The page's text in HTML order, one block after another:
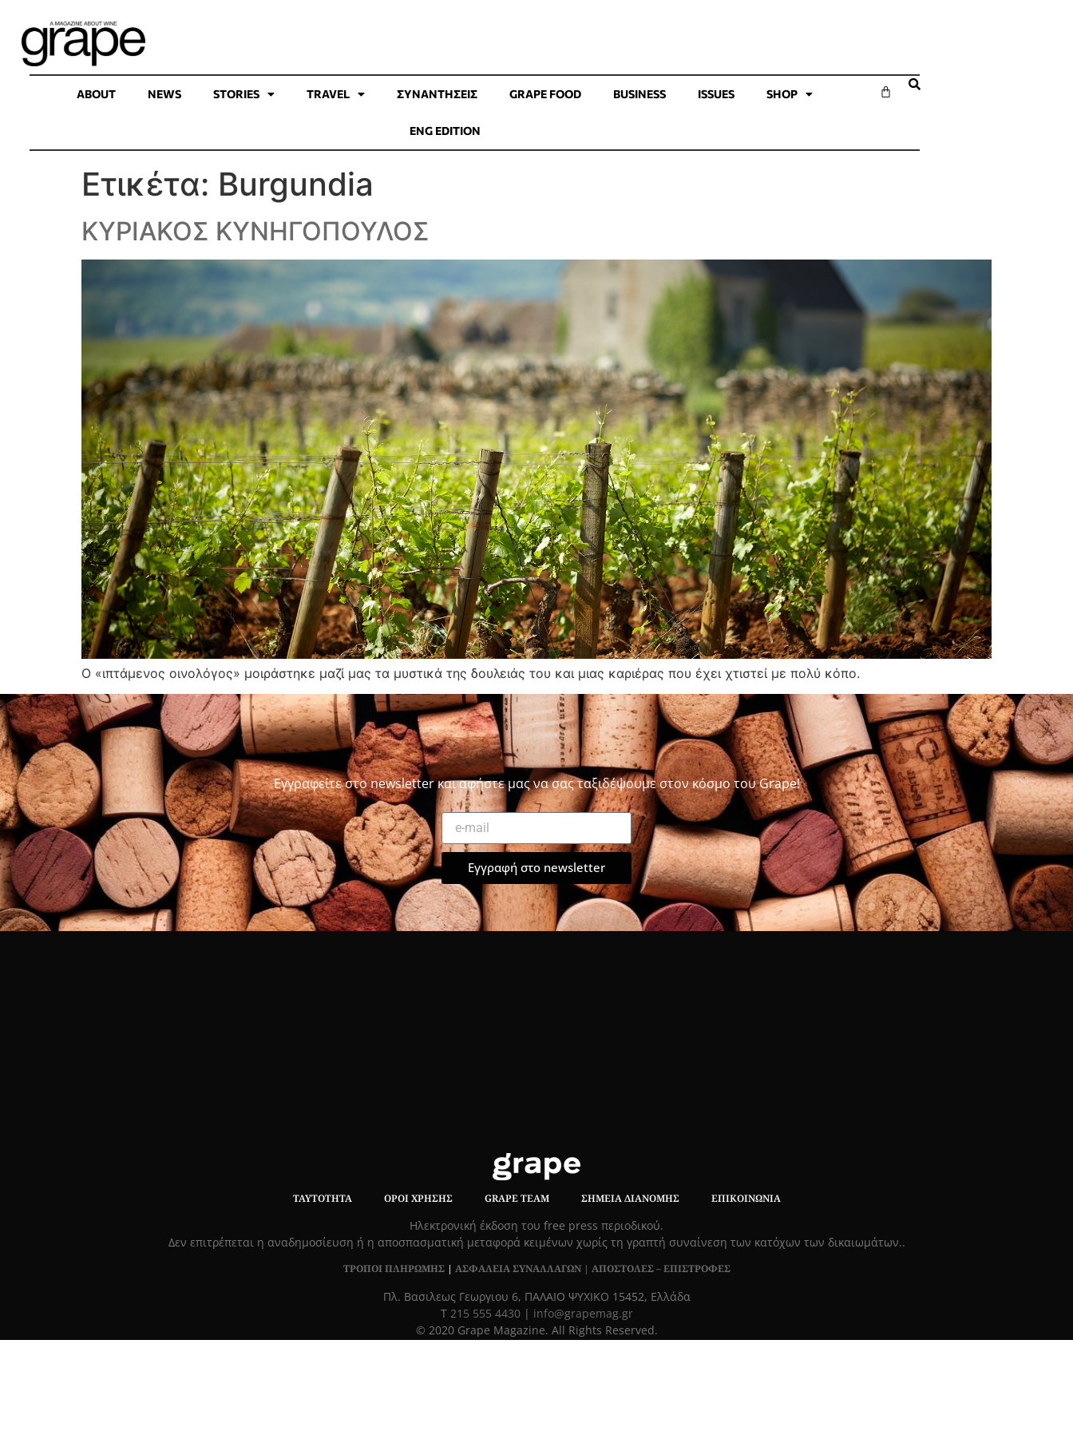
ABOUT NEWS STORIES TRAVEL ΣΥΝΑΝΤΉΣΕΙΣ GRAPE FOOD BUSINESS ISSUES SHOP
ENG EDITION
Ετικέτα: Burgundia
ΚΥΡΙΑΚΟΣ ΚΥΝΗΓΟΠΟΥΛΟΣ
Ο «ιπτάμενος οινολόγος» μοιράστηκε μαζί μας τα μυστικά της δουλειάς του και μιας καριέρας που έχει χτιστεί με πολύ κόπο.
Εγγραφείτε στο newsletter και αφήστε μας να σας ταξιδέψουμε στον κόσμο του Grape!
Εγγραφή στο newsletter
ΤΑΥΤΌΤΗΤΑ ΌΡΟΙ ΧΡΉΣΗΣ GRAPE TEAM ΣΗΜΕΊΑ ΔΙΑΝΟΜΉΣ ΕΠΙΚΟΙΝΩΝΊΑ
Hλεκτρονική έκδοση του free press περιοδικού.
Δεν επιτρέπεται η αναδημοσίευση ή η αποσπασματική μεταφορά κειμένων χωρίς τη γραπτή συναίνεση των κατόχων των δικαιωμάτων..
ΤΡΟΠΟΙ ΠΛΗΡΩΜΗΣ | ΑΣΦΑΛΕΙΑ ΣΥΝΑΛΛΑΓΩΝ | ΑΠΟΣΤΟΛΕΣ – ΕΠΙΣΤΡΟΦΕΣ
Πλ. Βασιλεως Γεωργιου 6, ΠΑΛΑΙΟ ΨΥΧΙΚΟ 15452, Ελλάδα
Τ 215 555 4430| info@grapemag.gr
© 2020 Grape Magazine. All Rights Reserved.